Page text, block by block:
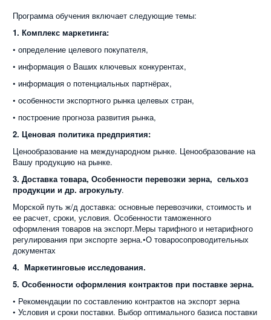
Программа обучения включает следующие темы:
1. Комплекс маркетинга:
• определение целевого покупателя,
• информация о Ваших ключевых конкурентах,
• информация о потенциальных партнёрах,
• особенности экспортного рынка целевых стран,
• построение прогноза развития рынка,
2. Ценовая политика предприятия:
Ценообразование на международном рынке. Ценообразование на
Вашу продукцию на рынке.
3. Доставка товара, Особенности перевозки зерна, сельхоз
продукции и др. агрокульту.
Морской путь ж/д доставка: основные перевозчики, стоимость и
ее расчет, сроки, условия. Особенности таможенного
оформления товаров на экспорт.Меры тарифного и нетарифного
регулирования при экспорте зерна.•О товаросопроводительных
документах
4. Маркетинговые исследования.
5. Особенности оформления контрактов при поставке зерна.
• Рекомендации по составлению контрактов на экспорт зерна
• Условия и сроки поставки. Выбор оптимального базиса поставки